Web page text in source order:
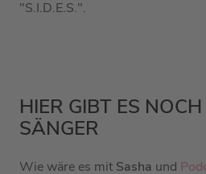
"S.I.D.E.S.".
HIER GIBT ES
SÄNGER
Wie wäre es mit Sasha und